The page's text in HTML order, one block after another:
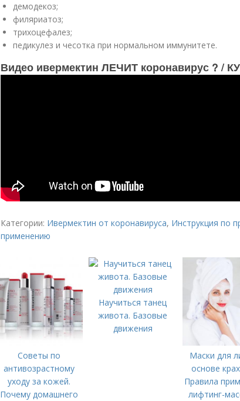
демодекоз;
филяриатоз;
трихоцефалез;
педикулез и чесотка при нормальном иммунитете.
Видео ивермектин ЛЕЧИТ коронавирус ? /
Категории: Ивермектин от коронавируса, Инструкция по
применению
Советы по
антивозрастному
уходу за кожей.
Почему домашнего
Научиться танец
живота. Базовые
движения
Маски для
основе
Правила
лифтинг-